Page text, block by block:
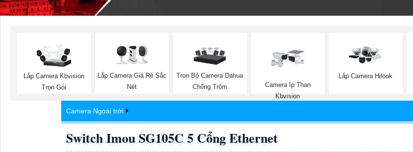
Lắp Camera Kbvision
Trọn Gói
Lắp Camera Giá Rẻ Sắc
Nét
Trọn Bộ Camera Dahua
Chống Trộm
Camera Ip Than
Kbvision
Lắp Camera Hilook
Camera Ngoài trời
Switch Imou SG105C 5 Cổng Ethernet